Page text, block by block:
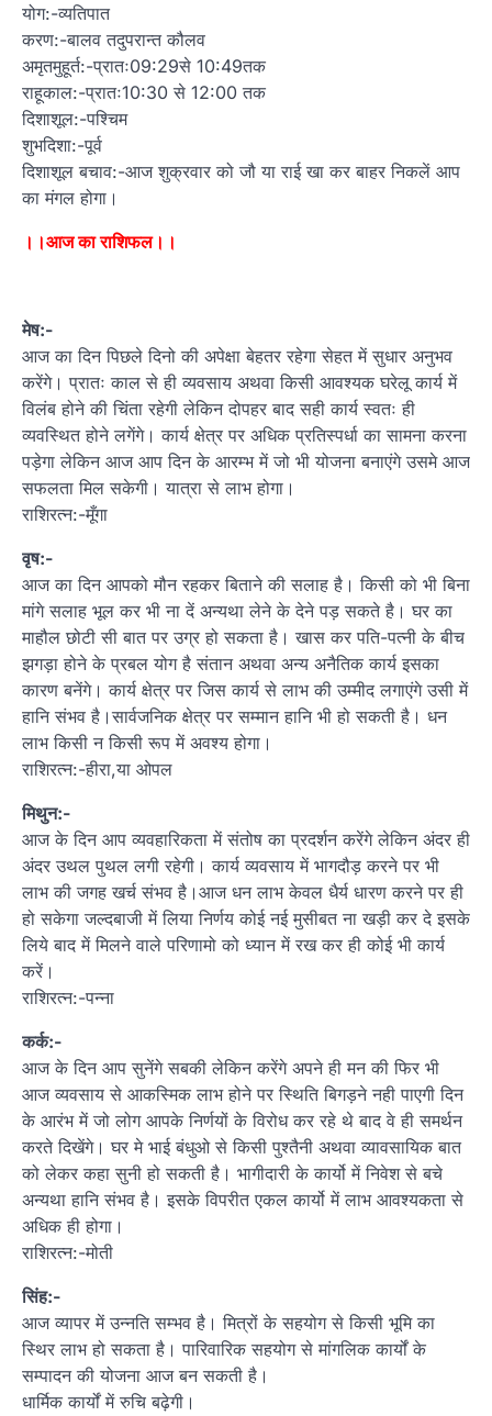
योग:-व्यतिपात
करण:-बालव तदुपरान्त कौलव
अमृतमुहूर्त:-प्रातः09:29से 10:49तक
राहूकाल:-प्रातः10:30 से 12:00 तक
दिशाशूल:-पश्चिम
शुभदिशा:-पूर्व
दिशाशूल बचाव:-आज शुक्रवार को जौ या राई खा कर बाहर निकलें आप
का मंगल होगा।
।।आज का राशिफल।।
मेष:-
आज का दिन पिछले दिनो की अपेक्षा बेहतर रहेगा सेहत में सुधार अनुभव
करेंगे। प्रातः काल से ही व्यवसाय अथवा किसी आवश्यक घरेलू कार्य में
विलंब होने की चिंता रहेगी लेकिन दोपहर बाद सही कार्य स्वतः ही
व्यवस्थित होने लगेंगे। कार्य क्षेत्र पर अधिक प्रतिस्पर्धा का सामना करना
पड़ेगा लेकिन आज आप दिन के आरम्भ में जो भी योजना बनाएंगे उसमे आज
सफलता मिल सकेगी। यात्रा से लाभ होगा।
राशिरत्न:-मूँगा
वृष:-
आज का दिन आपको मौन रहकर बिताने की सलाह है। किसी को भी बिना
मांगे सलाह भूल कर भी ना दें अन्यथा लेने के देने पड़ सकते है। घर का
माहौल छोटी सी बात पर उग्र हो सकता है। खास कर पति-पत्नी के बीच
झगड़ा होने के प्रबल योग है संतान अथवा अन्य अनैतिक कार्य इसका
कारण बनेंगे। कार्य क्षेत्र पर जिस कार्य से लाभ की उम्मीद लगाएंगे उसी में
हानि संभव है।सार्वजनिक क्षेत्र पर सम्मान हानि भी हो सकती है। धन
लाभ किसी न किसी रूप में अवश्य होगा।
राशिरत्न:-हीरा,या ओपल
मिथुन:-
आज के दिन आप व्यवहारिकता में संतोष का प्रदर्शन करेंगे लेकिन अंदर ही
अंदर उथल पुथल लगी रहेगी। कार्य व्यवसाय में भागदौड़ करने पर भी
लाभ की जगह खर्च संभव है।आज धन लाभ केवल धैर्य धारण करने पर ही
हो सकेगा जल्दबाजी में लिया निर्णय कोई नई मुसीबत ना खड़ी कर दे इसके
लिये बाद में मिलने वाले परिणामो को ध्यान में रख कर ही कोई भी कार्य
करें।
राशिरत्न:-पन्ना
कर्क:-
आज के दिन आप सुनेंगे सबकी लेकिन करेंगे अपने ही मन की फिर भी
आज व्यवसाय से आकस्मिक लाभ होने पर स्थिति बिगड़ने नही पाएगी दिन
के आरंभ में जो लोग आपके निर्णयों के विरोध कर रहे थे बाद वे ही समर्थन
करते दिखेंगे। घर मे भाई बंधुओ से किसी पुश्तैनी अथवा व्यावसायिक बात
को लेकर कहा सुनी हो सकती है। भागीदारी के कार्यो में निवेश से बचे
अन्यथा हानि संभव है। इसके विपरीत एकल कार्यो में लाभ आवश्यकता से
अधिक ही होगा।
राशिरत्न:-मोती
सिंह:-
आज व्यापर में उन्नति सम्भव है। मित्रों के सहयोग से किसी भूमि का
स्थिर लाभ हो सकता है। पारिवारिक सहयोग से मांगलिक कार्यों के
सम्पादन की योजना आज बन सकती है।
धार्मिक कार्यों में रुचि बढ़ेगी।